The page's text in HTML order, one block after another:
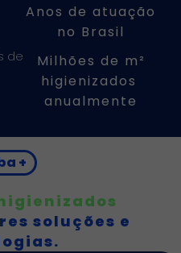
Anos de atuação
no Brasil
de
Milhões de m²
higienizados
anualmente
+
soluções e